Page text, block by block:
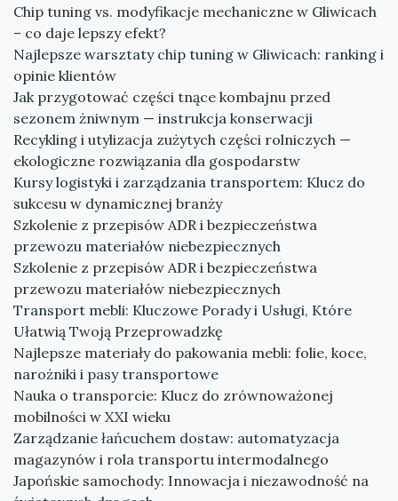
Chip tuning vs. modyfikacje mechaniczne w Gliwicach
– co daje lepszy efekt?
Najlepsze warsztaty chip tuning w Gliwicach: ranking i
opinie klientów
Jak przygotować części tnące kombajnu przed
sezonem żniwnym — instrukcja konserwacji
Recykling i utylizacja zużytych części rolniczych —
ekologiczne rozwiązania dla gospodarstw
Kursy logistyki i zarządzania transportem: Klucz do
sukcesu w dynamicznej branży
Szkolenie z przepisów ADR i bezpieczeństwa
przewozu materiałów niebezpiecznych
Szkolenie z przepisów ADR i bezpieczeństwa
przewozu materiałów niebezpiecznych
Transport mebli: Kluczowe Porady i Usługi, Które
Ułatwią Twoją Przeprowadzkę
Najlepsze materiały do pakowania mebli: folie, koce,
narożniki i pasy transportowe
Nauka o transporcie: Klucz do zrównoważonej
mobilności w XXI wieku
Zarządzanie łańcuchem dostaw: automatyzacja
magazynów i rola transportu intermodalnego
Japońskie samochody: Innowacja i niezawodność na